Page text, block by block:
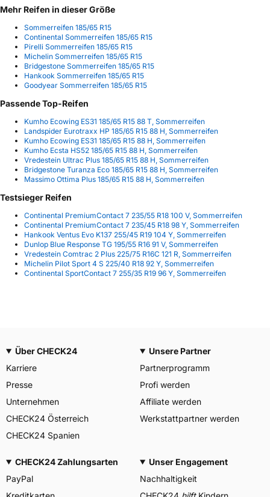
Mehr Reifen in dieser Größe
Sommerreifen 185/65 R15
Continental Sommerreifen 185/65 R15
Pirelli Sommerreifen 185/65 R15
Michelin Sommerreifen 185/65 R15
Bridgestone Sommerreifen 185/65 R15
Hankook Sommerreifen 185/65 R15
Goodyear Sommerreifen 185/65 R15
Passende Top-Reifen
Kumho Ecowing ES31 185/65 R15 88 T, Sommerreifen
Landspider Eurotraxx HP 185/65 R15 88 H, Sommerreifen
Kumho Ecowing ES31 185/65 R15 88 H, Sommerreifen
Kumho Ecsta HS52 185/65 R15 88 H, Sommerreifen
Vredestein Ultrac Plus 185/65 R15 88 H, Sommerreifen
Bridgestone Turanza Eco 185/65 R15 88 H, Sommerreifen
Massimo Ottima Plus 185/65 R15 88 H, Sommerreifen
Testsieger Reifen
Continental PremiumContact 7 235/55 R18 100 V, Sommerreifen
Continental PremiumContact 7 235/45 R18 98 Y, Sommerreifen
Hankook Ventus Evo K137 255/45 R19 104 Y, Sommerreifen
Dunlop Blue Response TG 195/55 R16 91 V, Sommerreifen
Vredestein Comtrac 2 Plus 225/75 R16C 121 R, Sommerreifen
Michelin Pilot Sport 4 S 225/40 R18 92 Y, Sommerreifen
Continental SportContact 7 255/35 R19 96 Y, Sommerreifen
Über CHECK24
Karriere
Presse
Unternehmen
CHECK24 Österreich
CHECK24 Spanien
Unsere Partner
Partnerprogramm
Profi werden
Affiliate werden
Werkstattpartner werden
CHECK24 Zahlungsarten
PayPal
Unser Engagement
Nachhaltigkeit